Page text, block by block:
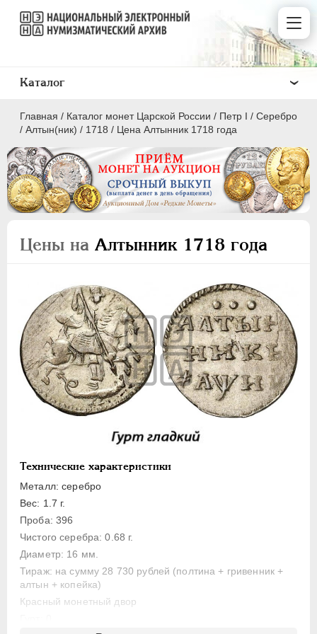
Главная / Каталог монет Царской России / Пeтр I / Серебро
/ Алтын(ник) / 1718 / Цена Алтынник 1718 года
Цены на Алтынник 1718 года
Технические характеристики
Металл: серебро
Вес: 1.7 г.
Проба: 396
Чистого серебра: 0.68 г.
Диаметр: 16 мм.
Тираж: на сумму 28 730 рублей (полтина + гривенник +
алтын + копейка)
Красный монетный двор
Каталог
ПEТР I 1699 - 1725
Серебро
Полтина
Полуполтинник
Гривенник
Гривна
10 денег
5 копеек
Алтын(ник)
Медь
Пробные
Для Речи Посполитой
Монетовидные жетоны
ЕКАТЕРИНА I 1725-1727
ПЕТР II 1727-1729
АННА ИОАННОВНА